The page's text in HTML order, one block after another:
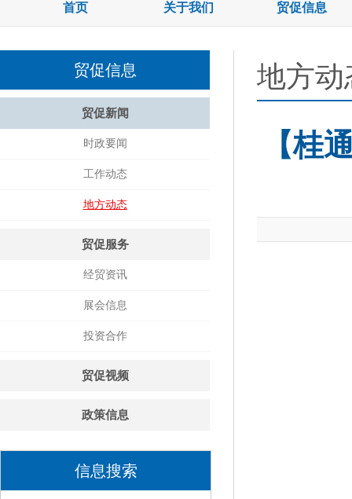
首页 关于我们 贸促信息
贸促信息
贸促新闻
时政要闻
工作动态
地方动态
贸促服务
经贸资讯
展会信息
投资合作
贸促视频
政策信息
信息搜索
地方动
【桂